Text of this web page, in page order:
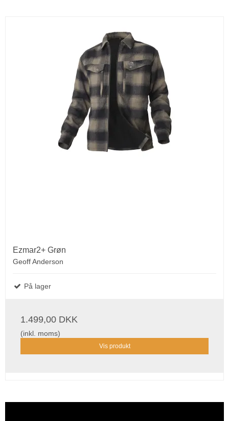
Ezmar2+ Grøn
Geoff Anderson
På lager
1.499,00 DKK
(inkl. moms)
Vis produkt